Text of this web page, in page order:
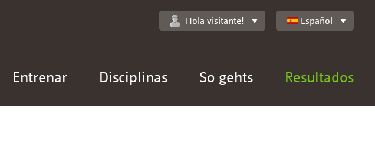
Entrenar Disciplinas So gehts Resultados
Hola visitante! Español